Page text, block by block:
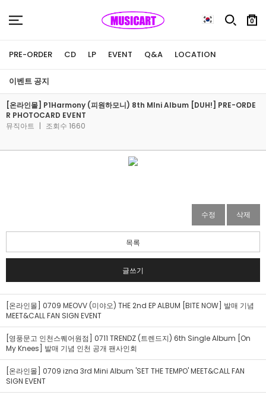
0
PRE-ORDER CD LP EVENT Q&A LOCATION
이벤트 공지
[온라인몰] P1Harmony (피원하모니) 8th MIni Album [DUH!] PRE-ORDE
R PHOTOCARD EVENT
뮤직아트 | 조회수 1660
수정 삭제
목록
글쓰기
[온라인몰] 0709 MEOVV (미야오) THE 2nd EP ALBUM [BITE NOW] 발매 기념
MEET&CALL FAN SIGN EVENT
[영풍문고 인천스퀘어원점] 0711 TRENDZ (트렌드지) 6th Single Album [On
My Knees] 발매 기념 인천 공개 팬사인회
[온라인몰] 0709 izna 3rd Mini Album 'SET THE TEMPO' MEET&CALL FAN
SIGN EVENT